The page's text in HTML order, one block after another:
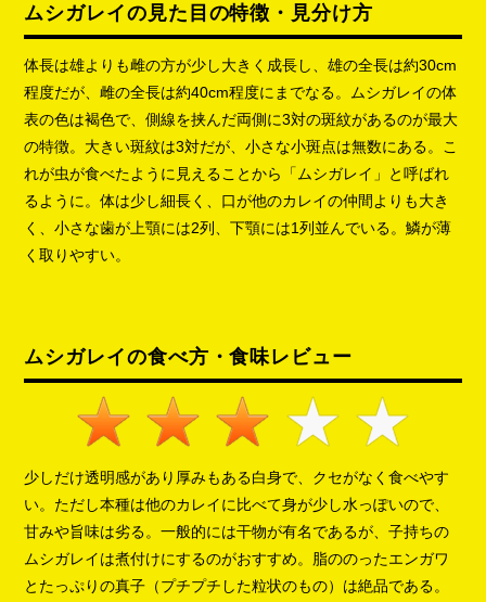
ムシガレイの見た目の特徴・見分け方
体長は雄よりも雌の方が少し大きく成長し、雄の全長は約30cm
程度だが、雌の全長は約40cm程度にまでなる。ムシガレイの体
表の色は褐色で、側線を挟んだ両側に3対の斑紋があるのが最大
の特徴。大きい斑紋は3対だが、小さな小斑点は無数にある。こ
れが虫が食べたように見えることから「ムシガレイ」と呼ばれ
るように。体は少し細長く、口が他のカレイの仲間よりも大き
く、小さな歯が上顎には2列、下顎には1列並んでいる。鱗が薄
く取りやすい。
ムシガレイの食べ方・食味レビュー
少しだけ透明感があり厚みもある白身で、クセがなく食べやす
い。ただし本種は他のカレイに比べて身が少し水っぽいので、
甘みや旨味は劣る。一般的には干物が有名であるが、子持ちの
ムシガレイは煮付けにするのがおすすめ。脂ののったエンガワ
とたっぷりの真子（プチプチした粒状のもの）は絶品である。